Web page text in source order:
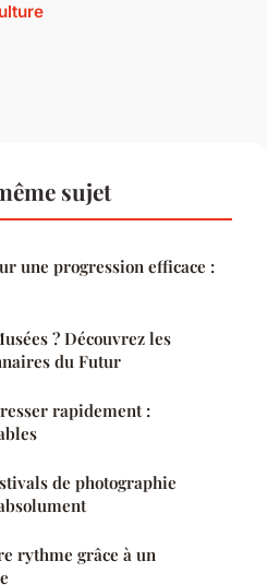
sujet
une progression efficace :
? Découvrez les
du Futur
rapidement :
de photographie
rythme grâce à un